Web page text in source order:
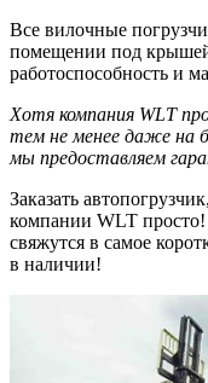
Все вилочные
помещении под
работоспособность и
Хотя компания WLT
тем не менее даже на
мы предоставляем
Заказать
компании WLT просто!
свяжутся в самое
в наличии!